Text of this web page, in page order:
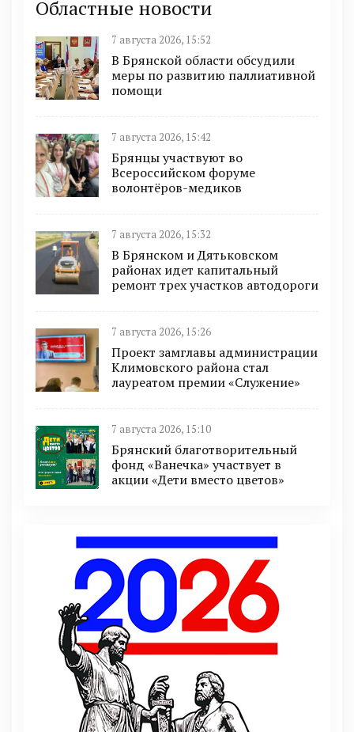
Областные новости
7 августа 2026, 15:52
В Брянской области обсудили
меры по развитию паллиативной
помощи
7 августа 2026, 15:42
Брянцы участвуют во
Всероссийском форуме
волонтёров-медиков
7 августа 2026, 15:32
В Брянском и Дятьковском
районах идет капитальный
ремонт трех участков автодороги
7 августа 2026, 15:26
Проект замглавы администрации
Климовского района стал
лауреатом премии «Служение»
7 августа 2026, 15:10
Брянский благотворительный
фонд «Ванечка» участвует в
акции «Дети вместо цветов»